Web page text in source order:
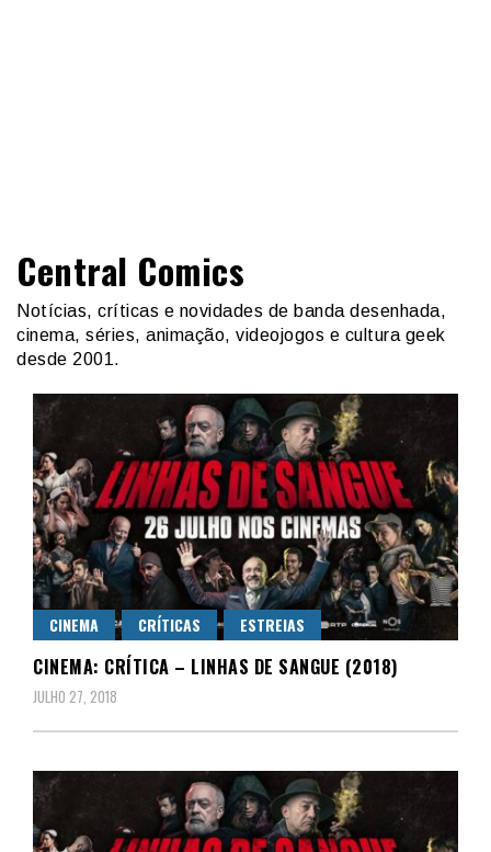
Central Comics
Notícias, críticas e novidades de banda desenhada,
cinema, séries, animação, videojogos e cultura geek
desde 2001.
CINEMA CRÍTICAS ESTREIAS
CINEMA: CRÍTICA – LINHAS DE SANGUE (2018)
JULHO 27, 2018